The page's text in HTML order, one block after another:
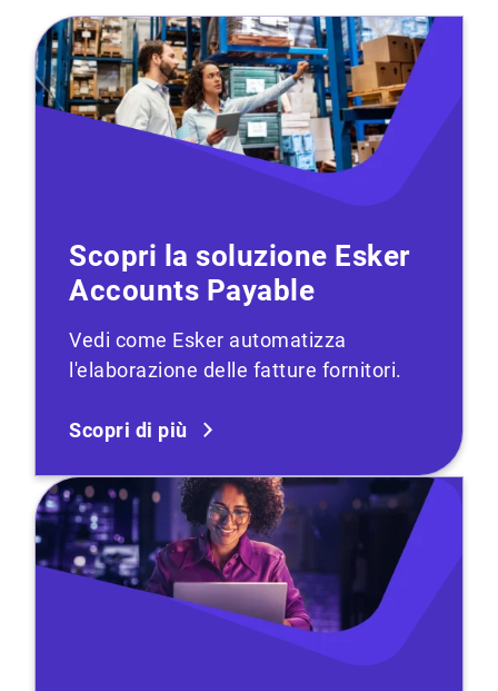
Scopri la soluzione Esker
Accounts Payable
Vedi come Esker automatizza
l'elaborazione delle fatture fornitori.
Scopri di più